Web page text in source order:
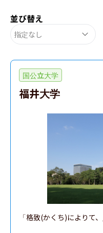
並び替え
指定なし
国公立大学
福井大学
「格致(かくち)によりて